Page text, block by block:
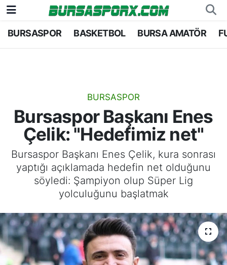
BURSASPOR BASKETBOL BURSA AMATÖR
BURSASPOR
Bursaspor Başkanı Enes
Çelik: "Hedefimiz net"
Bursaspor Başkanı Enes Çelik, kura sonrası
yaptığı açıklamada hedefin net olduğunu
söyledi: Şampiyon olup Süper Lig
yolculuğunu başlatmak
Bursaspor
Bursa Amatör
Hentbol
Voleybol
Bursa Nöbetçi Eczaneler
Bursa Trafik Yoğunluk Haritası
TFF 1.Lig Puan Durumu ve Fikstür
Tüm Manşetler
Son Dakika Haberleri
Haber Arşivi